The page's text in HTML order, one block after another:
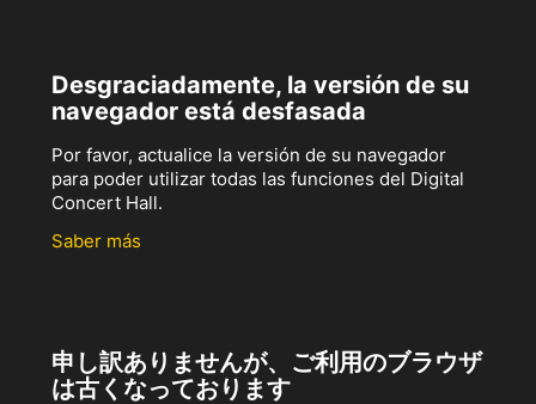
Desgraciadamente, la versión de su
navegador está desfasada
Por favor, actualice la versión de su navegador
para poder utilizar todas las funciones del Digital
Concert Hall.
Saber más
申し訳ありませんが、ご利用のブラウザ
は古くなっております